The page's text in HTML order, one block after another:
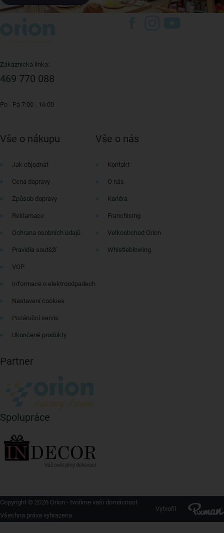
Zákaznická linka:
469 770 088
Po - Pá 7:00 - 16:00
Vše o nákupu
Jak objednat
Cena dopravy
Způsob dopravy
Reklamace
Ochrana osobních údajů
Pravidla soutěží
VOP
Informace o elektroodpadech
Nastavení cookies
Pozáruční servis
Ukončené produkty
Vše o nás
Kontakt
O nás
Kariéra
Franchising
Velkoobchod Orion
Whistleblowing
Partner
Spolupráce
Copyright © 2026 Orion - tvoříme vaši domácnost
Všechna práva vyhrazena
Vytvořil